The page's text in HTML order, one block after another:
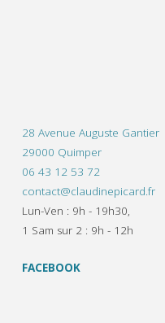
28 Avenue Auguste Gantier
29000 Quimper
06 43 12 53 72
contact@claudinepicard.fr
Lun-Ven : 9h - 19h30,
1 Sam sur 2 : 9h - 12h
FACEBOOK